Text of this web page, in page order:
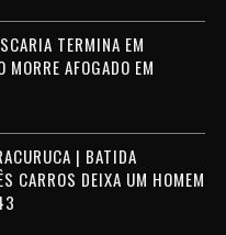
TERMINA EM
AFOGADO EM
| BATIDA
CARROS DEIXA UM HOMEM